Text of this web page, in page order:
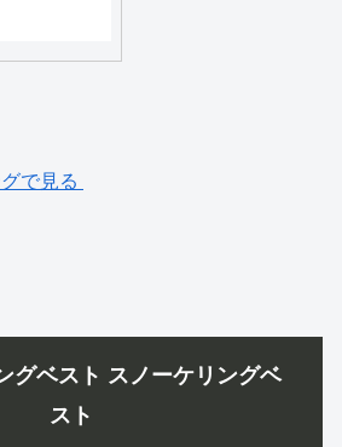
で見る
グベスト スノーケリングベ
スト